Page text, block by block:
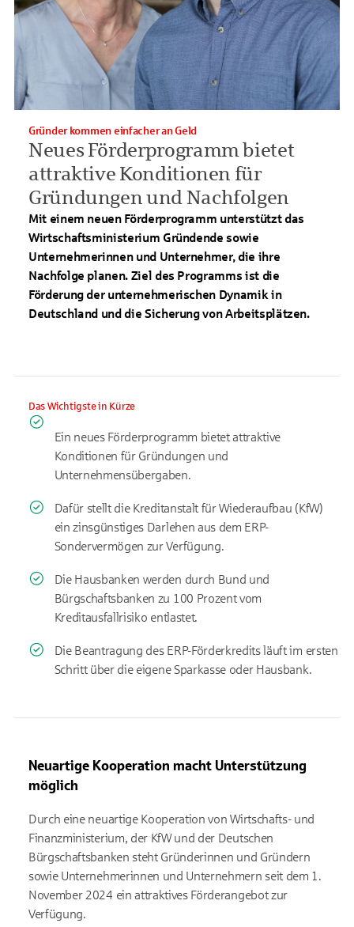
Neues Förderprogramm bietet
attraktive Konditionen für
Gründungen und Nachfolgen
Gründer kommen einfacher an Geld
Mit einem neuen Förderprogramm unterstützt das
Wirtschaftsministerium Gründende sowie
Unternehmerinnen und Unternehmer, die ihre
Nachfolge planen. Ziel des Programms ist die
Förderung der unternehmerischen Dynamik in
Deutschland und die Sicherung von Arbeitsplätzen.
Das Wichtigste in Kürze
Ein neues Förderprogramm bietet attraktive
Konditionen für Gründungen und
Unternehmensübergaben.
Dafür stellt die Kreditanstalt für Wiederaufbau (KfW)
ein zinsgünstiges Darlehen aus dem ERP-
Sondervermögen zur Verfügung.
Die Hausbanken werden durch Bund und
Bürgschaftsbanken zu 100 Prozent vom
Kreditausfallrisiko entlastet.
Die Beantragung des ERP-Förderkredits läuft im ersten
Schritt über die eigene Sparkasse oder Hausbank.
Neuartige Kooperation macht Unterstützung
möglich
Durch eine neuartige Kooperation von Wirtschafts- und
Finanzministerium, der KfW und der Deutschen
Bürgschaftsbanken steht Gründerinnen und Gründern
sowie Unternehmerinnen und Unternehmern seit dem 1.
November 2024 ein attraktives Förderangebot zur
Verfügung.